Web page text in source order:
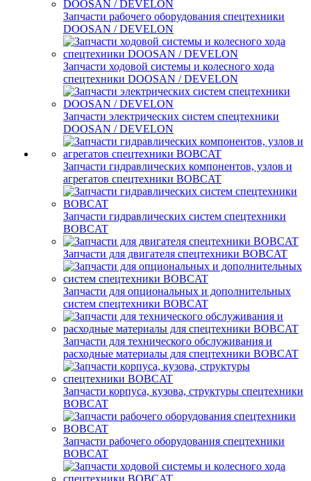
Запчасти рабочего оборудования спецтехники
DOOSAN / DEVELON
Запчасти ходовой системы и колесного хода
спецтехники DOOSAN / DEVELON
Запчасти электрических систем спецтехники
DOOSAN / DEVELON
Запчасти гидравлических компонентов, узлов и
агрегатов спецтехники BOBCAT
Запчасти гидравлических систем спецтехники
BOBCAT
Запчасти для двигателя спецтехники BOBCAT
Запчасти для опциональных и дополнительных
систем спецтехники BOBCAT
Запчасти для технического обслуживания и
расходные материалы для спецтехники BOBCAT
Запчасти корпуса, кузова, структуры спецтехники
BOBCAT
Запчасти рабочего оборудования спецтехники
BOBCAT